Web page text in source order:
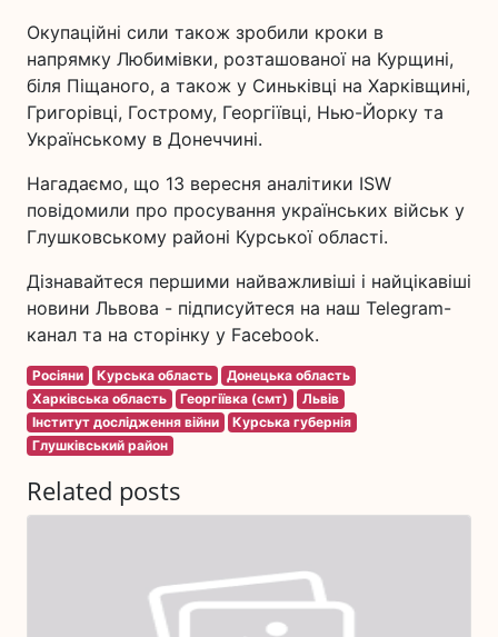
Окупаційні сили також зробили кроки в
напрямку Любимівки, розташованої на Курщині,
біля Піщаного, а також у Синьківці на Харківщині,
Григорівці, Гострому, Георгіївці, Нью-Йорку та
Українському в Донеччині.
Нагадаємо, що 13 вересня аналітики ISW
повідомили про просування українських військ у
Глушковському районі Курської області.
Дізнавайтеся першими найважливіші і найцікавіші
новини Львова - підписуйтеся на наш Telegram-
канал та на сторінку у Facebook.
Росіяни Курська область
Донецька область
Харківська область
Георгіївка (смт)
Львів
Інститут дослідження війни
Курська губернія
Глушківський район
Related posts